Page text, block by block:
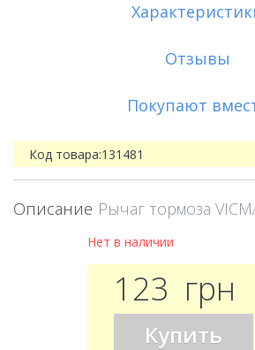
Отзывы
Покупают
Код товара:131481
Описание Рычаг тормоза
Нет в наличии
123 грн
Купить